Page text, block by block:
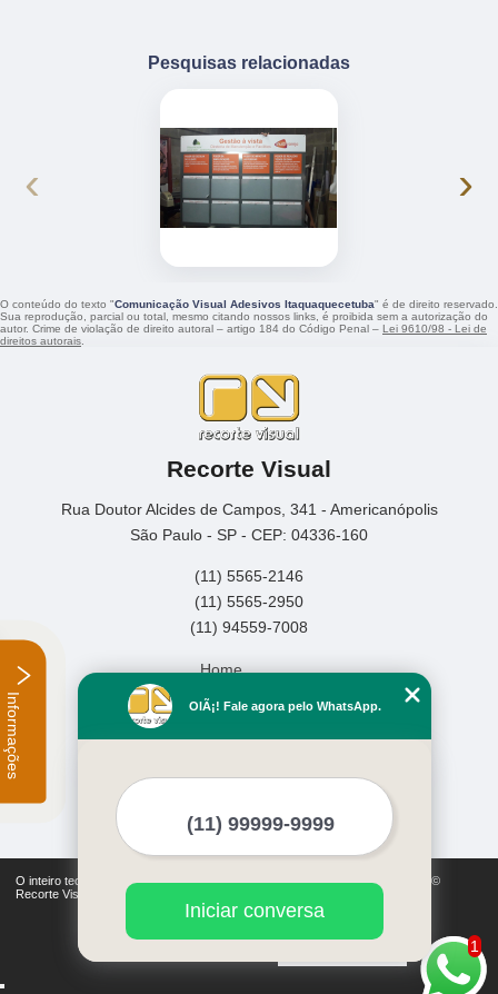
Pesquisas relacionadas
‹ ›
O conteúdo do texto "Comunicação Visual Adesivos Itaquaquecetuba" é de direito reservado.
Sua reprodução, parcial ou total, mesmo citando nossos links, é proibida sem a autorização do
autor. Crime de violação de direito autoral – artigo 184 do Código Penal – Lei 9610/98 - Lei de
direitos autorais
Recorte Visual
Rua Doutor Alcides de Campos, 341 - Americanópolis
São Paulo - SP - CEP: 04336-160
(11) 5565-2146
(11) 5565-2950
(11) 94559-7008
Home
Empresa
Mais Serviços
O inteiro teor deste site está sujeito à proteção de direitos autorais. Copyright©
Recorte Visual (Lei 9610 de 19/02/1998)
1
OlÃ¡! Fale agora pelo WhatsApp.
Iniciar conversa
Informações